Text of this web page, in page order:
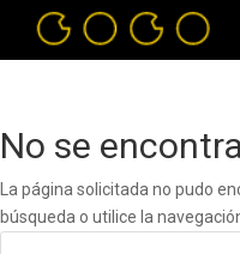
No se
La página solicitada no pudo
búsqueda o utilice la